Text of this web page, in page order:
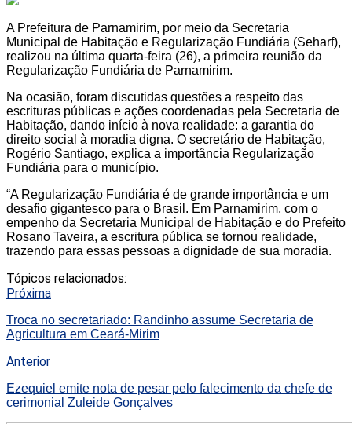
A Prefeitura de Parnamirim, por meio da Secretaria
Municipal de Habitação e Regularização Fundiária (Seharf),
realizou na última quarta-feira (26), a primeira reunião da
Regularização Fundiária de Parnamirim.
Na ocasião, foram discutidas questões a respeito das
escrituras públicas e ações coordenadas pela Secretaria de
Habitação, dando início à nova realidade: a garantia do
direito social à moradia digna. O secretário de Habitação,
Rogério Santiago, explica a importância Regularização
Fundiária para o município.
“A Regularização Fundiária é de grande importância e um
desafio gigantesco para o Brasil. Em Parnamirim, com o
empenho da Secretaria Municipal de Habitação e do Prefeito
Rosano Taveira, a escritura pública se tornou realidade,
trazendo para essas pessoas a dignidade de sua moradia.
Tópicos relacionados:
Próxima
Troca no secretariado: Randinho assume Secretaria de
Agricultura em Ceará-Mirim
Anterior
Ezequiel emite nota de pesar pelo falecimento da chefe de
cerimonial Zuleide Gonçalves